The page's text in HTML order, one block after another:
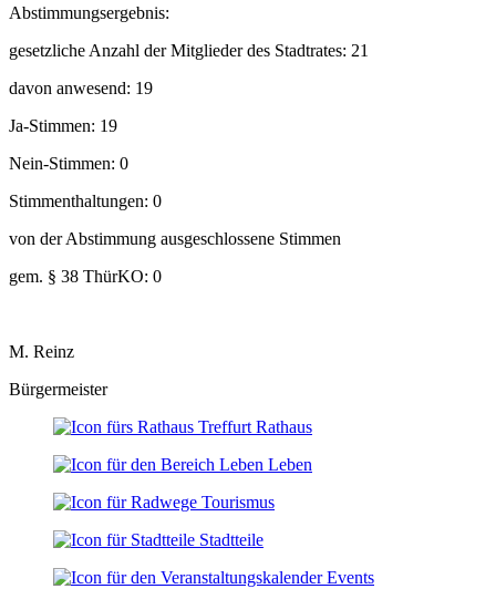
Abstimmungsergebnis:
gesetzliche Anzahl der Mitglieder des Stadtrates: 21
davon anwesend: 19
Ja-Stimmen: 19
Nein-Stimmen: 0
Stimmenthaltungen: 0
von der Abstimmung ausgeschlossene Stimmen
gem. § 38 ThürKO: 0
M. Reinz
Bürgermeister
Rathaus
Leben
Tourismus
Stadtteile
Events